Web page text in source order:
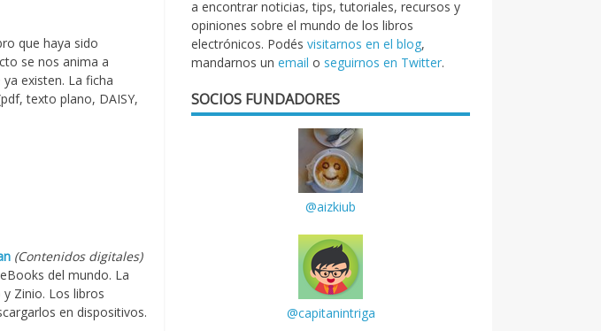
que haya sido
se nos anima a
existen. La ficha
texto plano, DAISY,
(Contenidos digitales)
del mundo. La
Zinio. Los libros
en dispositivos.
a encontrar noticias, tips, tutoriales, recursos y
opiniones sobre el mundo de los libros
electrónicos. Podésvisitarnos en el blog,
mandarnos unemail o seguirnos en Twitter.
SOCIOS FUNDADORES
@aizkiub
@capitanintriga